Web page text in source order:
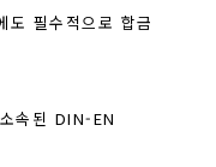
필수적으로 합금
속된 DIN-EN